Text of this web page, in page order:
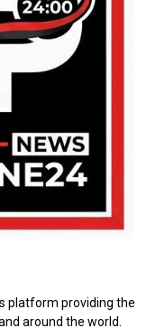
platform providing the
around the world.